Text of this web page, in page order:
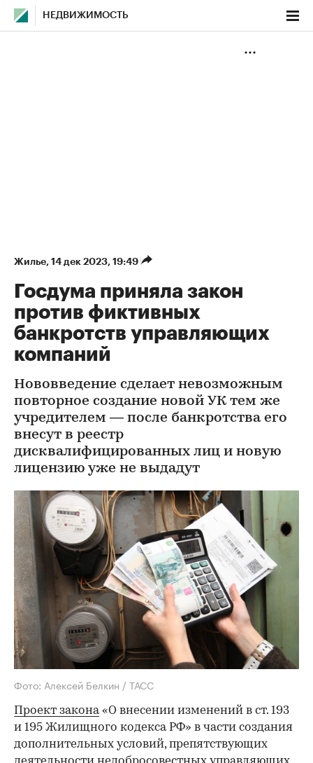
НЕДВИЖИМОСТЬ
Жилье⁠, 14 дек 2023, 19:49
Госдума приняла закон
против фиктивных
банкротств управляющих
компаний
Нововведение сделает невозможным
повторное создание новой УК тем же
учредителем — после банкротства его
внесут в реестр
дисквалифицированных лиц и новую
лицензию уже не выдадут
Фото: Алексей Белкин / ТАСС
Проект закона«О внесении изменений в ст. 193
и 195 Жилищного кодекса РФ» в части создания
дополнительных условий, препятствующих